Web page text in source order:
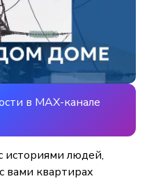
в MAX-канале
историями людей,
вами квартирах